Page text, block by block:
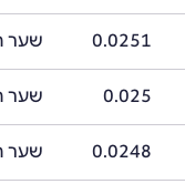
0.0251 שער הגורד
0.025 שער
0.0248 שער הגורד